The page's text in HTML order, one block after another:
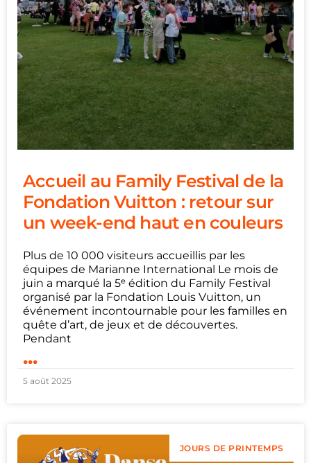
Accueil au Family Festival de la
Fondation Vuitton : retour sur
un week-end haut en couleurs
Plus de 10 000 visiteurs accueillis par les
équipes de Marianne International Le mois de
juin a marqué la 5ᵉ édition du Family Festival
organisé par la Fondation Louis Vuitton, un
événement incontournable pour les familles en
quête d’art, de jeux et de découvertes.
Pendant
...
5 août 2025
JOURS DE PRINTEMPS